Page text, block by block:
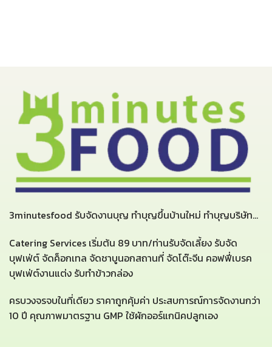
3minutesfood รับจัดงานบุญ ทำบุญขึ้นบ้านใหม่ ทำบุญบริษัท...
Catering Services เริ่มต้น 89 บาท/ท่านรับจัดเลี้ยง รับจัด
บุฟเฟ่ต์ จัดค็อกเทล จัดชาบูนอกสถานที่ จัดโต๊ะจีน คอฟฟี่เบรค
บุฟเฟ่ต์งานแต่ง รับทำข้าวกล่อง
ครบวงจรจบในที่เดียว ราคาถูกคุ้มค่า ประสบการณ์การจัดงานกว่า
10 ปี คุณภาพมาตรฐาน GMP ใช้ผักออร์แกนิคปลูกเอง